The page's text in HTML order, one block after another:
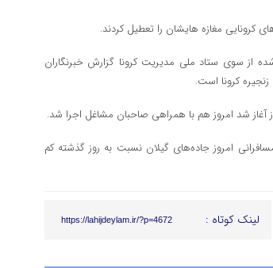
کرونایی مغازه هایشان را تعطیل کردند.
از سوی ستاد ملی مدیریت کرونا گزارش خبرنگاران
کرونا است.
شد امروز هم با همراهی صاحبان مشاغل اجرا شد.
امروز جاده‌های گیلان نسبت به روز گذشته کم
لینک کوتاه : https://lahijdeylam.ir/?p=4672